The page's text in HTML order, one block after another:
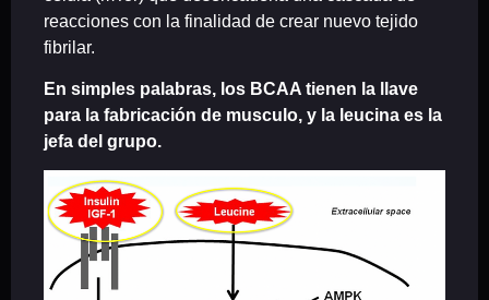
reacciones con la finalidad de crear nuevo tejido
fibrilar.
En simples palabras, los BCAA tienen la llave
para la fabricación de musculo, y la leucina es la
jefa del grupo.